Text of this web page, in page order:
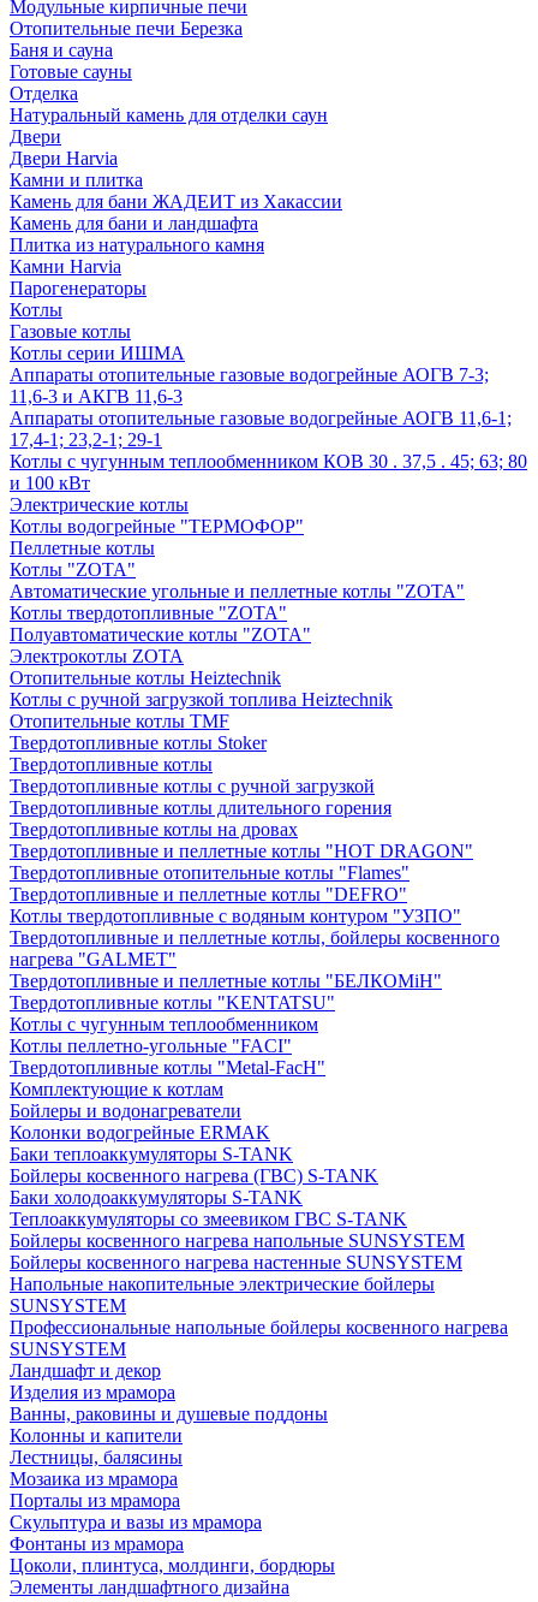
Модульные кирпичные печи
Отопительные печи Березка
Баня и сауна
Готовые сауны
Отделка
Натуральный камень для отделки саун
Двери
Двери Harvia
Камни и плитка
Камень для бани ЖАДЕИТ из Хакассии
Камень для бани и ландшафта
Плитка из натурального камня
Камни Harvia
Парогенераторы
Котлы
Газовые котлы
Котлы серии ИШМА
Аппараты отопительные газовые водогрейные АОГВ 7-3;
11,6-3 и АКГВ 11,6-3
Аппараты отопительные газовые водогрейные АОГВ 11,6-1;
17,4-1; 23,2-1; 29-1
Котлы с чугунным теплообменником КОВ 30 . 37,5 . 45; 63; 80
и 100 кВт
Электрические котлы
Котлы водогрейные "ТЕРМОФОР"
Пеллетные котлы
Котлы "ZOTA"
Автоматические угольные и пеллетные котлы "ZOTA"
Котлы твердотопливные "ZOTA"
Полуавтоматические котлы "ZOTA"
Электрокотлы ZOTA
Отопительные котлы Heiztechnik
Котлы с ручной загрузкой топлива Heiztechnik
Отопительные котлы TMF
Твердотопливные котлы Stoker
Твердотопливные котлы
Твердотопливные котлы с ручной загрузкой
Твердотопливные котлы длительного горения
Твердотопливные котлы на дровах
Твердотопливные и пеллетные котлы "HOT DRAGON"
Твердотопливные отопительные котлы "Flames"
Твердотопливные и пеллетные котлы "DEFRO"
Котлы твердотопливные с водяным контуром "УЗПО"
Твердотопливные и пеллетные котлы, бойлеры косвенного
нагрева "GALMET"
Твердотопливные и пеллетные котлы "БЕЛКОМiН"
Твердотопливные котлы "KENTATSU"
Котлы с чугунным теплообменником
Котлы пеллетно-угольные "FACI"
Твердотопливные котлы "Metal-FacH"
Комплектующие к котлам
Бойлеры и водонагреватели
Колонки водогрейные ERMAK
Баки теплоаккумуляторы S-TANK
Бойлеры косвенного нагрева (ГВС) S-TANK
Баки холодоаккумуляторы S-TANK
Теплоаккумуляторы со змеевиком ГВС S-TANK
Бойлеры косвенного нагрева напольные SUNSYSTEM
Бойлеры косвенного нагрева настенные SUNSYSTEM
Напольные накопительные электрические бойлеры
SUNSYSTEM
Профессиональные напольные бойлеры косвенного нагрева
SUNSYSTEM
Ландшафт и декор
Изделия из мрамора
Ванны, раковины и душевые поддоны
Колонны и капители
Лестницы, балясины
Мозаика из мрамора
Порталы из мрамора
Скульптура и вазы из мрамора
Фонтаны из мрамора
Цоколи, плинтуса, молдинги, бордюры
Элементы ландшафтного дизайна